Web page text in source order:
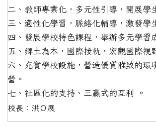
二、教師專業化，多元性引導，開展學
三、適性化學習，脈絡化輔導，激發學
四、發展學校特色課程，舉辦多元學習
五、鄉土為本，國際接軌，宏觀國際視
六、充實學校設施，營造優質雅致的環
營。
七、社區化的支持、三贏式的互利 。
校長：洪Ｏ展